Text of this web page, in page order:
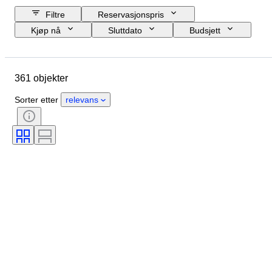
Filtre
Reservasjonspris
Kjøp nå
Sluttdato
Budsjett
Materiale
Teknikk
Binding
Utgave nr
Farge
Solgt av
361 objekter
Sorter etter relevans